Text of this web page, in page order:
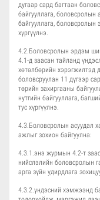
дугаар сард багтаан
байгууллага, боловсролын
байгууллага, боловсролын
хүргүүлнэ.
4.2.Боловсролын эрдэм
4.1-д заасан тайланд
хөтөлбөрийн
боловсруулан 11 дүгээр
төрийн захиргааны
нутгийн байгууллага,
тус хүргүүлнэ.
4.3.Боловсролын асуудал
ажлыг зохион байгуулна:
4.3.1.энэ журмын 4.2-т
нийслэлийн боловсролын
арга зүйн удирдлага
4.3.2.үндэсний хэмжээнд